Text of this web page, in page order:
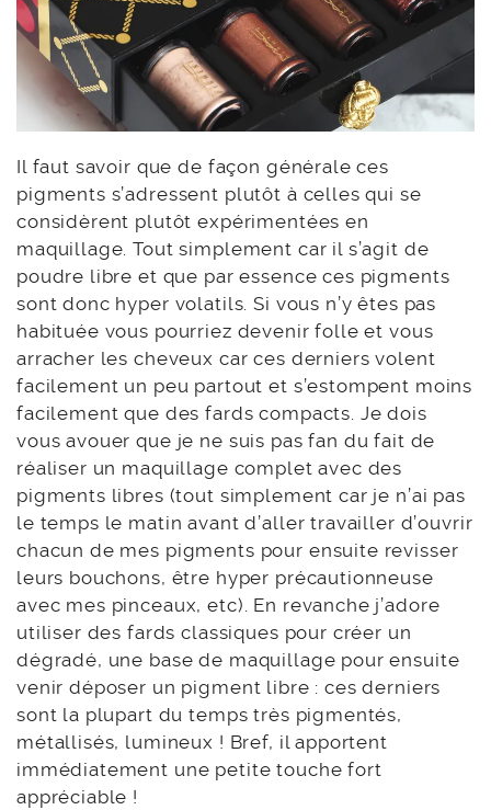
Il faut savoir que de façon générale ces
pigments s’adressent plutôt à celles qui se
considèrent plutôt expérimentées en
maquillage. Tout simplement car il s’agit de
poudre libre et que par essence ces pigments
sont donc hyper volatils. Si vous n’y êtes pas
habituée vous pourriez devenir folle et vous
arracher les cheveux car ces derniers volent
facilement un peu partout et s’estompent moins
facilement que des fards compacts. Je dois
vous avouer que je ne suis pas fan du fait de
réaliser un maquillage complet avec des
pigments libres (tout simplement car je n’ai pas
le temps le matin avant d’aller travailler d’ouvrir
chacun de mes pigments pour ensuite revisser
leurs bouchons, être hyper précautionneuse
avec mes pinceaux, etc). En revanche j’adore
utiliser des fards classiques pour créer un
dégradé, une base de maquillage pour ensuite
venir déposer un pigment libre : ces derniers
sont la plupart du temps très pigmentés,
métallisés, lumineux ! Bref, il apportent
immédiatement une petite touche fort
appréciable !